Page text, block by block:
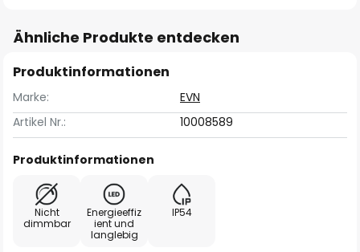
Ähnliche Produkte entdecken
Produktinformationen
Marke:
EVN
Artikel Nr.:
10008589
Produktinformationen
Nicht
dimmbar
Energieeffiz
ient und
langlebig
IP54